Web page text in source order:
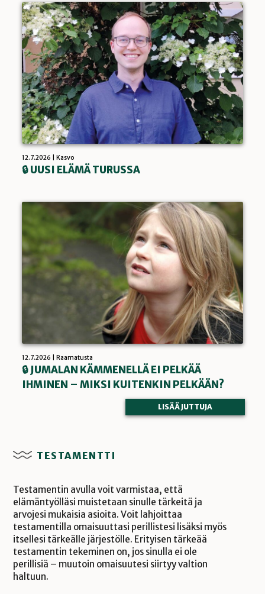
12.7.2026 | Kasvo
🔒 UUSI ELÄMÄ TURUSSA
12.7.2026 |Raamatusta
🔒 JUMALAN KÄMMENELLÄ EI PELKÄÄ
IHMINEN – MIKSI KUITENKIN PELKÄÄN?
LISÄÄ JUTTUJA
TESTAMENTTI
Testamentin avulla voit varmistaa, että
elämäntyölläsi muistetaan sinulle tärkeitä ja
arvojesi mukaisia asioita. Voit lahjoittaa
testamentilla omaisuuttasi perillistesi lisäksi myös
itsellesi tärkeälle järjestölle. Erityisen tärkeää
testamentin tekeminen on, jos sinulla ei ole
perillisiä – muutoin omaisuutesi siirtyy valtion
haltuun.